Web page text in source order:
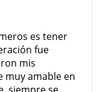
es tener
fue
mis
muy amable en